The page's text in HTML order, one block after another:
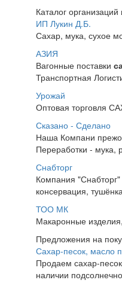
Каталог
ИП Лукин Д.Б.
Сахар, мука, сухое
АЗИЯ
Вагонные поставки
Транспортная
Урожай
Оптовая
Сказано - Сделано
Наша Компани
Переработки - мука,
Снабторг
Компания
консервация,
ТОО МК
Макаронные
Предложения на
Сахар-песок, масло
Продаем сахар-
наличии